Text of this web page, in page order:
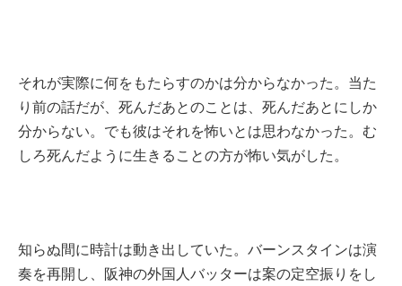
それが実際に何をもたらすのかは分からなかった。当た
り前の話だが、死んだあとのことは、死んだあとにしか
分からない。でも彼はそれを怖いとは思わなかった。む
しろ死んだように生きることの方が怖い気がした。
知らぬ間に時計は動き出していた。バーンスタインは演
奏を再開し、阪神の外国人バッターは案の定空振りをし